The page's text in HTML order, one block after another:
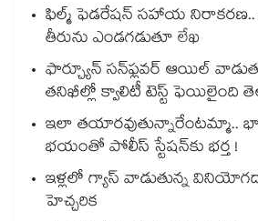
ఫిల్మ్ ఫెడరేషన్ సహాయ
తీరును ఎండగడుతూ లేఖ
ఫార్చ్యూన్ సన్‌ఫ్లవర్ ఆయిల్
తనిఖీల్లో క్వాలిటీ టెస్ట్ ఫెయిలైంది
ఇలా తయారవుతున్నారేంటమ్మా..
భయంతో పోలీస్ స్టేషన్⁫కు భర్త !
ఇళ్లలో గ్యాస్ వాడుతున్న
హెచ్చరిక